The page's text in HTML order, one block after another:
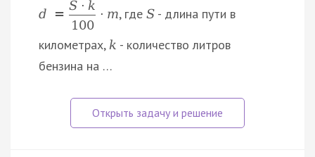
d =
S · k
100
· m, гдеS - длина пути в
километрах, k - количество литров
бензина на …